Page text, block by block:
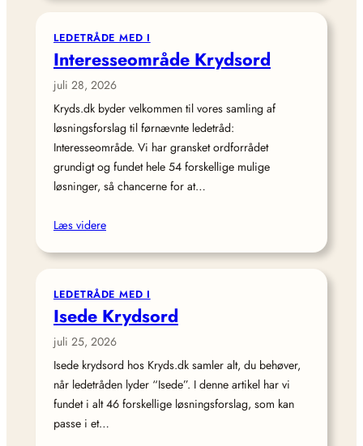
LEDETRÅDE MED I
Interesseområde Krydsord
juli 28, 2026
Kryds.dk byder velkommen til vores samling af
løsningsforslag til førnævnte ledetråd:
Interesseområde. Vi har gransket ordforrådet
grundigt og fundet hele 54 forskellige mulige
løsninger, så chancerne for at…
Læs videre
LEDETRÅDE MED I
Isede Krydsord
juli 25, 2026
Isede krydsord hos Kryds.dk samler alt, du behøver,
når ledetråden lyder “Isede”. I denne artikel har vi
fundet i alt 46 forskellige løsningsforslag, som kan
passe i et…